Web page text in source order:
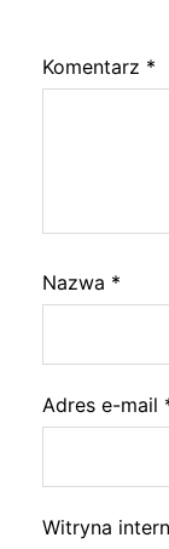
Komentarz *
Nazwa *
Adres e-mail
Witryna